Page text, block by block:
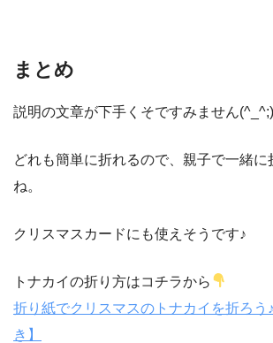
まとめ
説明の文章が下手くそですみません(^_^;)
どれも簡単に折れるので、親子で一緒に
ね。
クリスマスカードにも使えそうです♪
トナカイの折り方はコチラから
折り紙でクリスマスのトナカイを折ろう
き】